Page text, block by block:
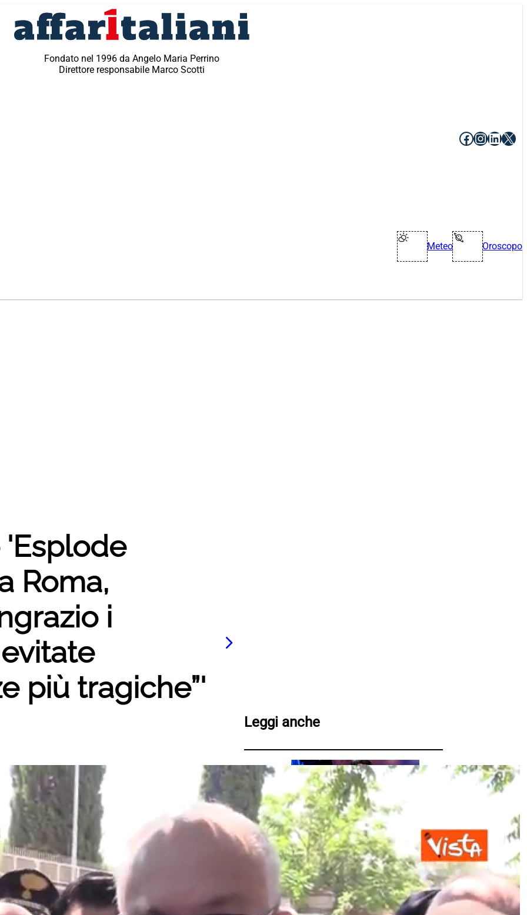
Fondato nel 1996 da Angelo Maria Perrino
Direttore responsabile Marco Scotti
Facebook
X
Meteo Oroscopo
Roma,
i
più tragiche”'
Leggi anche
Ranucci, il “soviet di Teulada” e la
guerra dentro Report: nella
redazione è un risiko. Ma il
conduttore è ancora a galla